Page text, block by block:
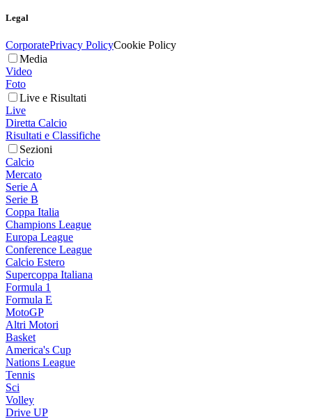
Legal
CorporatePrivacy PolicyCookie Policy
Media
Video
Foto
Live e Risultati
Live
Diretta Calcio
Risultati e Classifiche
Sezioni
Calcio
Mercato
Serie A
Serie B
Coppa Italia
Champions League
Europa League
Conference League
Calcio Estero
Supercoppa Italiana
Formula 1
Formula E
MotoGP
Altri Motori
Basket
America's Cup
Nations League
Tennis
Sci
Volley
Drive UP